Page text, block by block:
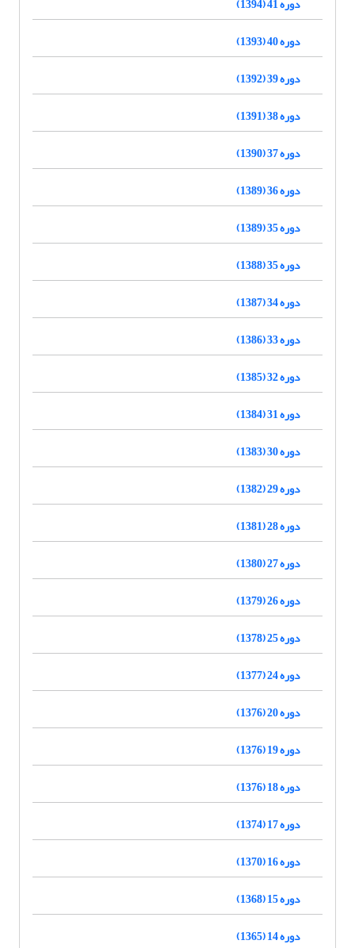
دوره 40 (1393)
دوره 39 (1392)
دوره 38 (1391)
دوره 37 (1390)
دوره 36 (1389)
دوره 35 (1389)
دوره 35 (1388)
دوره 34 (1387)
دوره 33 (1386)
دوره 32 (1385)
دوره 31 (1384)
دوره 30 (1383)
دوره 29 (1382)
دوره 28 (1381)
دوره 27 (1380)
دوره 26 (1379)
دوره 25 (1378)
دوره 24 (1377)
دوره 20 (1376)
دوره 19 (1376)
دوره 18 (1376)
دوره 17 (1374)
دوره 16 (1370)
دوره 15 (1368)
دوره 14 (1365)